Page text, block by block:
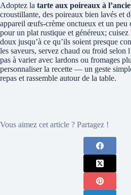
Adoptez la tarte aux poireaux à
croustillante, des poireaux bien lavés et
appareil œufs‑crème onctueux et un peu
pour un plat rustique et généreux; cuisez
doux jusqu’à ce qu’ils soient presque
les saveurs, servez chaud ou froid selon
pas à varier avec lardons ou fromages
personnaliser la recette — un geste
repas et rassemble autour de la table.
Vous aimez cet article ? Partagez !